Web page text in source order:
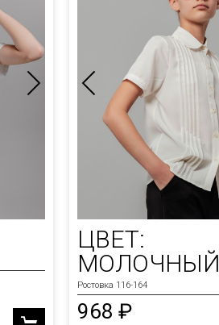
ЦВЕТ:
МОЛОЧНЫЙ
Ростовка 116-164
968 ₽